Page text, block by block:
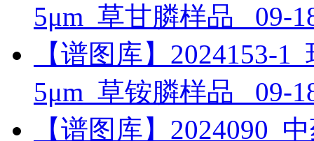
5μm_草甘膦样品_ 09-
【谱图库】2024153-
5μm_草铵膦样品_ 09-
【谱图库】2024090_